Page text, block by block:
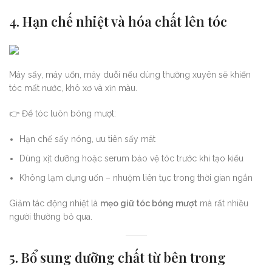
4. Hạn chế nhiệt và hóa chất lên tóc
Máy sấy, máy uốn, máy duỗi nếu dùng thường xuyên sẽ khiến
tóc mất nước, khô xơ và xỉn màu.
👉 Để tóc luôn bóng mượt:
Hạn chế sấy nóng, ưu tiên sấy mát
Dùng xịt dưỡng hoặc serum bảo vệ tóc trước khi tạo kiểu
Không lạm dụng uốn – nhuộm liên tục trong thời gian ngắn
Giảm tác động nhiệt là mẹo giữ tóc bóng mượt mà rất nhiều
người thường bỏ qua.
5. Bổ sung dưỡng chất từ bên trong